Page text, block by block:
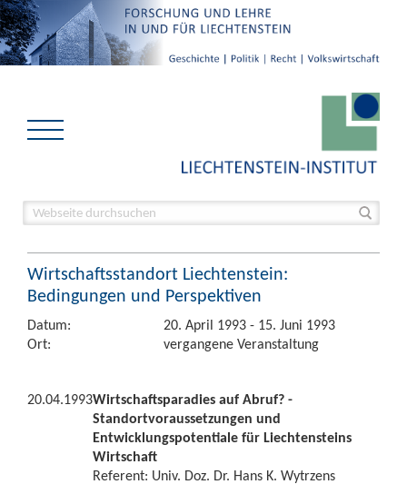
Wirtschaftsstandort Liechtenstein:
Bedingungen und Perspektiven
Datum:
20. April 1993 - 15. Juni 1993
Ort:
vergangene Veranstaltung
20.04.1993Wirtschaftsparadies auf Abruf? -
Standortvoraussetzungen und
Entwicklungspotentiale für Liechtensteins
Wirtschaft
Referent: Univ. Doz. Dr. Hans K. Wytrzens